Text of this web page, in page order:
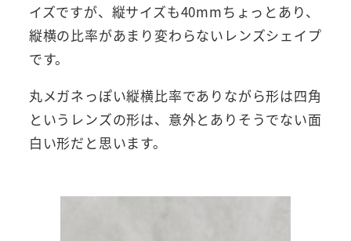
イズですが、縦サイズも40mmちょっとあり、
縦横の比率があまり変わらないレンズシェイプ
です。
丸メガネっぽい縦横比率でありながら形は四角
というレンズの形は、意外とありそうでない面
白い形だと思います。